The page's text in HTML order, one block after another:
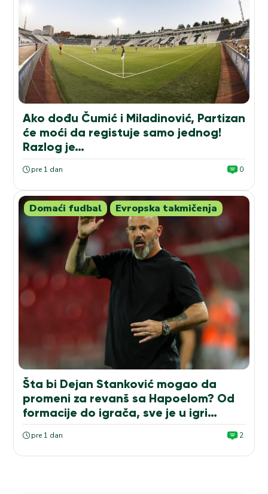
Ako dođu Čumić i Miladinović, Partizan
će moći da registuje samo jednog!
Razlog je…
pre 1 dan 0
Domaći fudbal Evropska takmičenja
Šta bi Dejan Stanković mogao da
promeni za revanš sa Hapoelom? Od
formacije do igrača, sve je u igri…
pre 1 dan 2